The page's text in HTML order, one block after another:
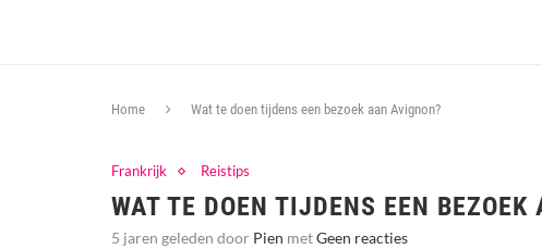
Home Wat te doen tijdens een bezoek aan Avignon?
Frankrijk Reistips
WAT TE DOEN TIJDENS EEN BEZOEK
5 jaren geleden door Pien metGeen reacties